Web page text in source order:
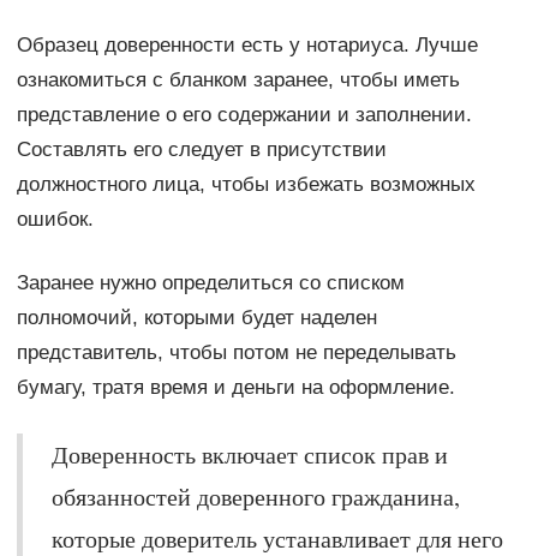
Образец доверенности есть у нотариуса. Лучше
ознакомиться с бланком заранее, чтобы иметь
представление о его содержании и заполнении.
Составлять его следует в присутствии
должностного лица, чтобы избежать возможных
ошибок.
Заранее нужно определиться со списком
полномочий, которыми будет наделен
представитель, чтобы потом не переделывать
бумагу, тратя время и деньги на оформление.
Доверенность включает список прав и
обязанностей доверенного гражданина,
которые доверитель устанавливает для него